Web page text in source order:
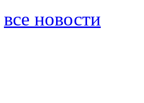
все новости